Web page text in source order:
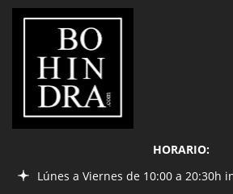
LIBRERÍA
BOHINDRA
HORARIO:
Lúnes a Viernes de 10:00 a